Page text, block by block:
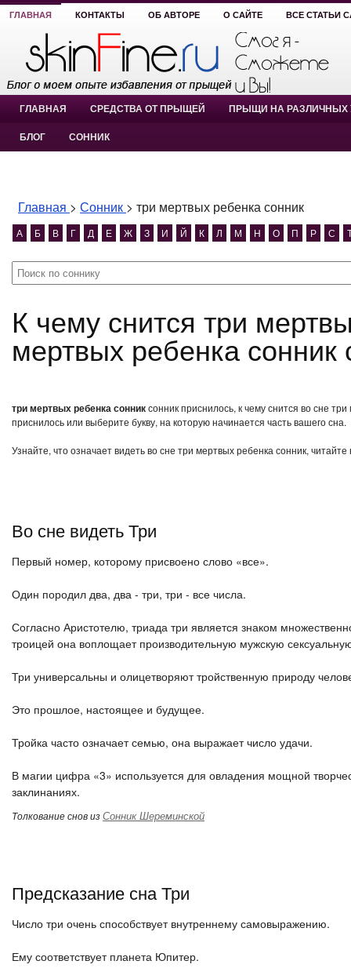
ГЛАВНАЯ КОНТАКТЫ ОБ АВТОРЕ О САЙТЕ ВСЕ СТАТЬИ
ГЛАВНАЯ СРЕДСТВА ОТ ПРЫЩЕЙ ПРЫЩИ НА РАЗЛИЧНЫХ
БЛОГ СОННИК
Главная > Сонник > три мертвых ребенка сонник
А Б В Г Д Е Ж З И Й К Л М Н О П Р С
К чему снится три мертвых ребенка сонник? три
мертвых ребенка сонник
три мертвых ребенка сонниксонник приснилось, к чему снится во сне
приснилось или выберите букву, на которую начинается часть вашего сна.
Узнайте, что означает видеть во сне три мертвых ребенка сонник,
Во сне видеть Три
Первый номер, которому присвоено слово «все».
Один породил два, два - три, три - все числа.
Согласно Аристотелю, триада три является знаком
троицей она воплощает производительную мужскую
Три универсальны и олицетворяют тройственную природу
Это прошлое, настоящее и будущее.
Тройка часто означает семью, она выражает число удачи.
В магии цифра «3» используется для овладения мощной
заклинаниях.
Толкование снов изСонник Шереминской
Предсказание сна Три
Число три очень способствует внутреннему самовыражению.
Ему соответствует планета Юпитер.